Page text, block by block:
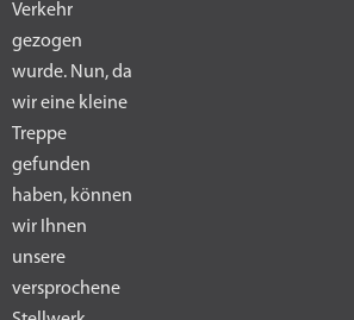
Verkehr
gezogen
wurde. Nun, da
wir eine kleine
Treppe
gefunden
haben, können
wir Ihnen
unsere
versprochene